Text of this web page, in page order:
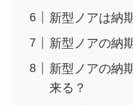
新型ノアは納
新型ノアの納
新型ノアの納
来る？